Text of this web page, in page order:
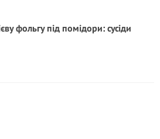
фольгу під помідори: сусіди